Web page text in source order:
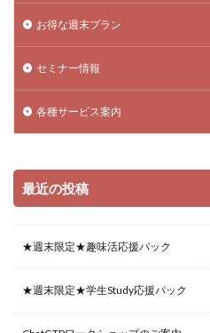
お得な週末プラン
セミナー情報
各種サービス案内
最近の投稿
★週末限定★趣味活応援パック
★週末限定★学生Study応援パック